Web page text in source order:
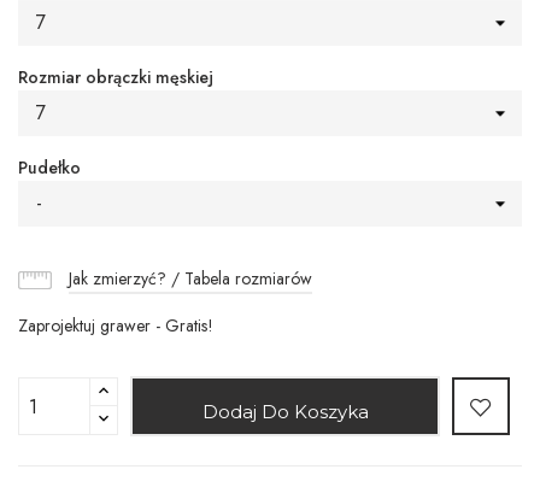
7
Rozmiar obrączki męskiej
7
Pudełko
-
Jak zmierzyć? / Tabela rozmiarów
Zaprojektuj grawer - Gratis!
Dodaj Do Koszyka